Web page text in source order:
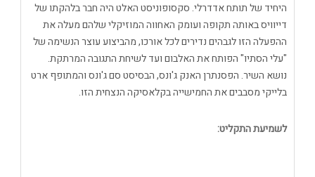
היחיד של תותח אדדרלי. סקסופוניסט האלט היה חבר בלהקתו של
דייוויס באותה תקופה ועומק האחווה המוזיקלי שלהם מעלה את
ההפעלה הזו לגבהים נדירים לכל אורכו, מהביצוע עוצר הנשימה של
"עלי הסתיו" הפותח את האלבום ועד לשיחת התגובה המרתקת.
נושא השיר. הפסנתרן האנק ג'ונס, הבסיסט סם ג'ונס והמתופף ארט
בלייקי מסבבים את החמישייה בקלאסיקה הנצחית הזו.
לשמיעת התקליט: